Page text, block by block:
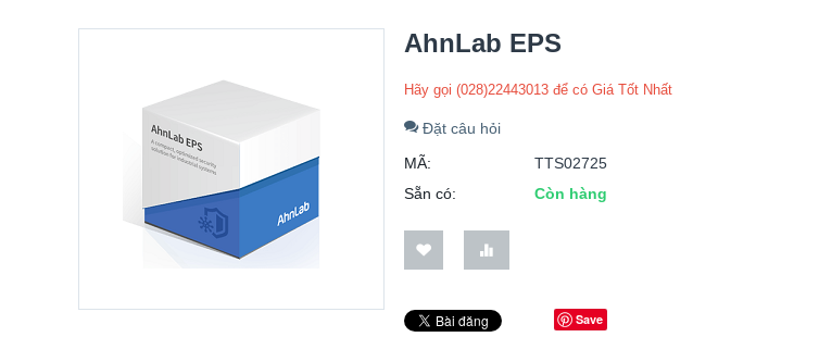
AhnLab EPS
Hãy gọi (028)22443013 để có Giá Tốt Nhất
Đặt câu hỏi
MÃ:
TTS02725
Sẵn có:
Còn hàng
Save